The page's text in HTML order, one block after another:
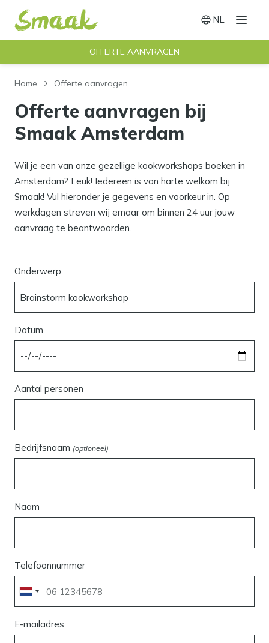
Menu
NL
Switch
OFFERTE AANVRAGEN
Home Offerte aanvragen
Offerte aanvragen bij
Smaak Amsterdam
Wil je een van onze gezellige kookworkshops boeken in
Amsterdam? Leuk! Iedereen is van harte welkom bij
Smaak! Vul hieronder je gegevens en voorkeur in. Op
werkdagen streven wij ernaar om binnen 24 uur jouw
aanvraag te beantwoorden.
Onderwerp
Datum
Aantal personen
Bedrijfsnaam (optioneel)
Naam
Telefoonnummer
E-mailadres